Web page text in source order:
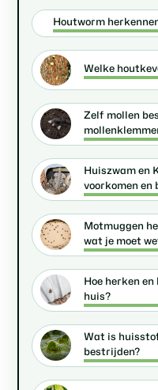
Houtworm
Welke
Zelf mollen
Huiszwam en
voorkomen en
Motmuggen
wat je moet
Hoe herken
huis?
Wat is
bestrijden?